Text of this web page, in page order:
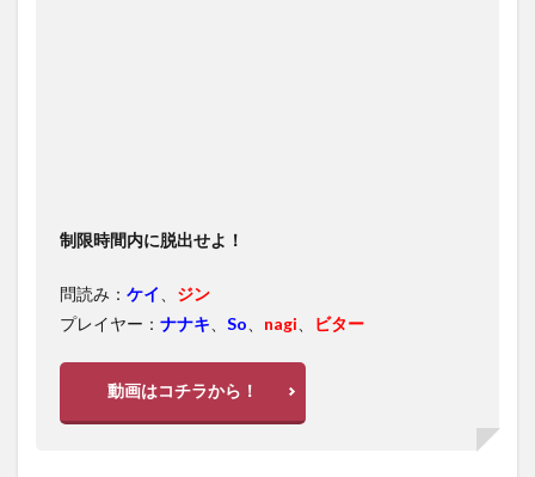
制限時間内に脱出せよ！
問読み： ケイ
ジン
プレイヤー： ナナキ So nagi ビター
動画はコチラから！